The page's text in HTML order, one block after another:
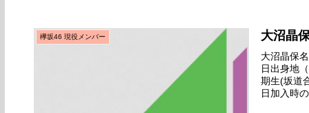
欅坂46 現役メンバー 大沼晶
大沼晶保
日出身地
期生(坂道
日加入時